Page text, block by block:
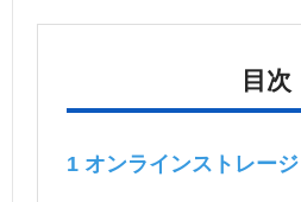
目次
1 オンラインストレー